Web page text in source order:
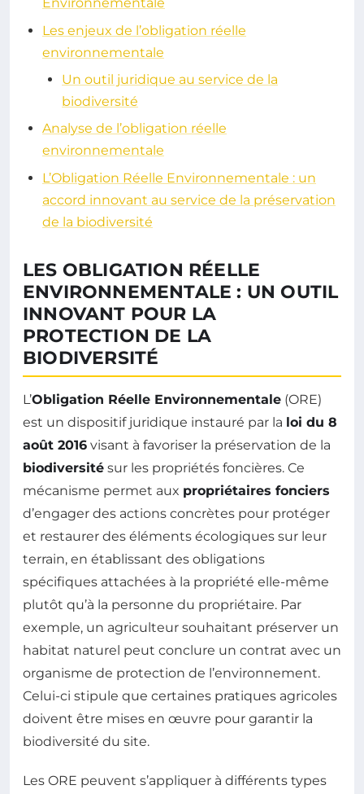
Les enjeux de l’obligation réelle
environnementale
Un outil juridique au service de la
biodiversité
Analyse de l’obligation réelle
environnementale
L’Obligation Réelle Environnementale : un
accord innovant au service de la préservation
de la biodiversité
LES OBLIGATION RÉELLE
ENVIRONNEMENTALE : UN OUTIL
INNOVANT POUR LA
PROTECTION DE LA
BIODIVERSITÉ
L’Obligation Réelle Environnementale (ORE)
est un dispositif juridique instauré par la loi du 8
août 2016 visant à favoriser la préservation de la
biodiversité sur les propriétés foncières. Ce
mécanisme permet aux propriétaires fonciers
d’engager des actions concrètes pour protéger
et restaurer des éléments écologiques sur leur
terrain, en établissant des obligations
spécifiques attachées à la propriété elle-même
plutôt qu’à la personne du propriétaire. Par
exemple, un agriculteur souhaitant préserver un
habitat naturel peut conclure un contrat avec un
organisme de protection de l’environnement.
Celui-ci stipule que certaines pratiques agricoles
doivent être mises en œuvre pour garantir la
biodiversité du site.
Les ORE peuvent s’appliquer à différents types